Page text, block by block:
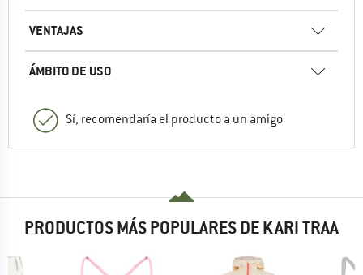
VENTAJAS
ÁMBITO DE USO
Sí, recomendaría el producto a un amigo
PRODUCTOS MÁS POPULARES DE KARI TRAA